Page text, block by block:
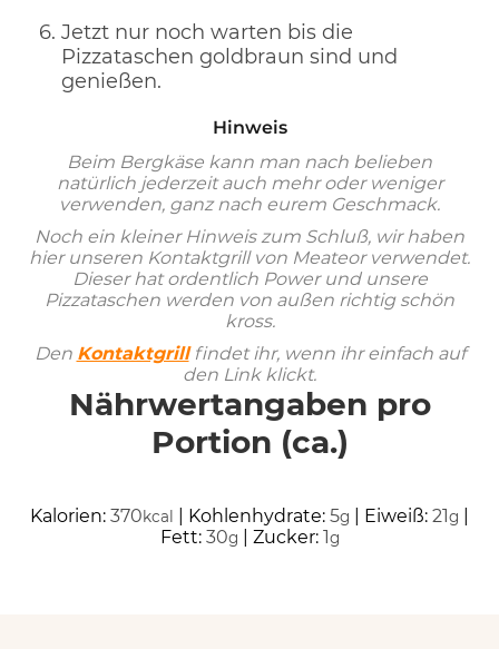
Jetzt nur noch warten bis die
Pizzataschen goldbraun sind und
genießen.
Hinweis
Beim Bergkäse kann man nach belieben
natürlich jederzeit auch mehr oder weniger
verwenden, ganz nach eurem Geschmack.
Noch ein kleiner Hinweis zum Schluß, wir haben
hier unseren Kontaktgrill von Meateor verwendet.
Dieser hat ordentlich Power und unsere
Pizzataschen werden von außen richtig schön
kross.
Den Kontaktgrillfindet ihr, wenn ihr einfach auf
den Link klickt.
Nährwertangaben pro
Portion (ca.)
Kalorien: 370kcal Kohlenhydrate: 5g Eiweiß: 21g
Fett: 30g Zucker: 1g